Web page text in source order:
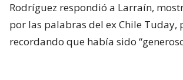
Rodríguez respondió a Larraín,
por las palabras del ex Chile Tuday,
recordando que había sido